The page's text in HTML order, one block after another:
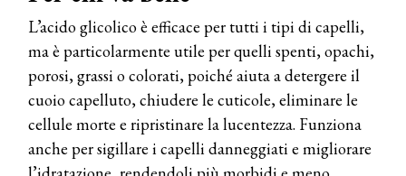
L’acido glicolico è efficace per tutti i tipi di capelli,
ma è particolarmente utile per quelli spenti, opachi,
porosi, grassi o colorati, poiché aiuta a detergere il
cuoio capelluto, chiudere le cuticole, eliminare le
cellule morte e ripristinare la lucentezza. Funziona
anche per sigillare i capelli danneggiati e migliorare